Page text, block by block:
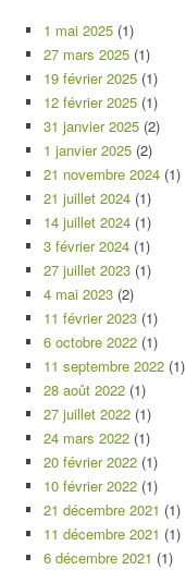
1 mai 2025 (1)
27 mars 2025 (1)
19 février 2025 (1)
12 février 2025 (1)
31 janvier 2025 (2)
1 janvier 2025 (2)
21 novembre 2024 (1)
21 juillet 2024 (1)
14 juillet 2024 (1)
3 février 2024 (1)
27 juillet 2023 (1)
4 mai 2023 (2)
11 février 2023 (1)
6 octobre 2022 (1)
11 septembre 2022 (1)
28 août 2022 (1)
27 juillet 2022 (1)
24 mars 2022 (1)
20 février 2022 (1)
10 février 2022 (1)
21 décembre 2021 (1)
11 décembre 2021 (1)
6 décembre 2021 (1)